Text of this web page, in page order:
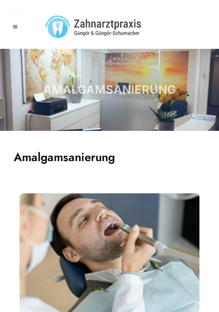
AMALGAMSANIERUNG
Amalgamsanierung